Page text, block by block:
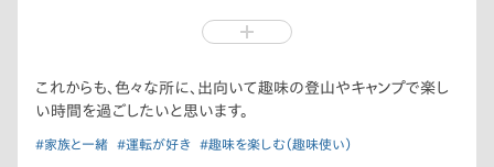
これからも、色々な所に、出向いて趣味の登山やキャンプで楽し
い時間を過ごしたいと思います。
#家族と一緒 #運転が好き #趣味を楽しむ（趣味使い）